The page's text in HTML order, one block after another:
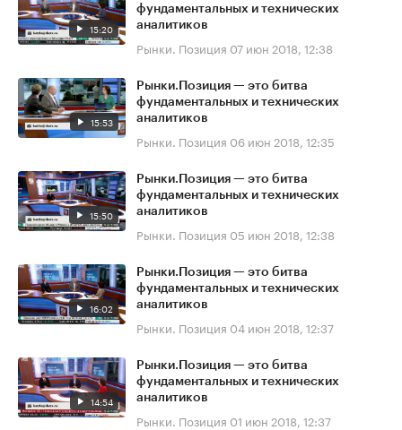
15:20
фундаментальных и технических
аналитиков
Рынки. Позиция 07 июн 2018, 12:38
15:53
Рынки.Позиция — это битва
фундаментальных и технических
аналитиков
Рынки. Позиция 06 июн 2018, 12:35
15:50
Рынки.Позиция — это битва
фундаментальных и технических
аналитиков
Рынки. Позиция 05 июн 2018, 12:38
16:02
Рынки.Позиция — это битва
фундаментальных и технических
аналитиков
Рынки. Позиция 04 июн 2018, 12:37
14:54
Рынки.Позиция — это битва
фундаментальных и технических
аналитиков
Рынки. Позиция 01 июн 2018, 12:37